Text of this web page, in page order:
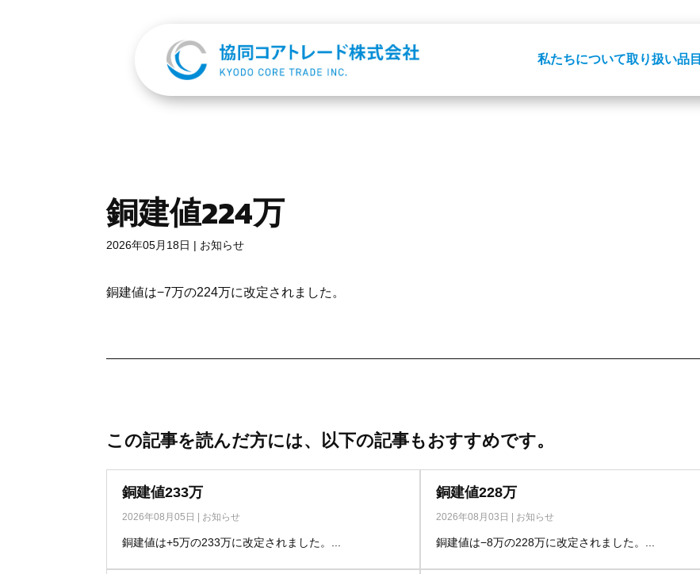
私たちについて取り扱い品目
銅建値224万
2026年05月18日 | お知らせ
銅建値は−7万の224万に改定されました。
この記事を読んだ方には、以下の記事もおすすめです。
銅建値233万
2026年08月05日 お知らせ
銅建値は+5万の233万に改定されました。...
銅建値228万
2026年08月03日 お知らせ
銅建値は−8万の228万に改定されました。...